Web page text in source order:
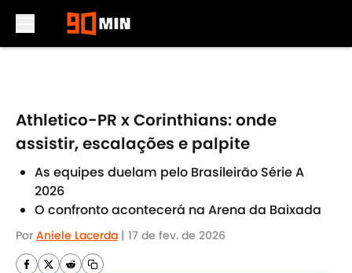
Athletico-PR x Corinthians: onde
assistir, escalações e palpite
As equipes duelam pelo Brasileirão Série A
2026
O confronto acontecerá na Arena da Baixada
Por Aniele Lacerda | 17 de fev. de 2026